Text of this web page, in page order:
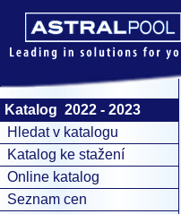
Katalog 2022 - 2023
Hledat v katalogu
Katalog ke stažení
Online katalog
Seznam cen